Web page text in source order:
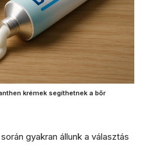
krémek segíthetnek a bőr
gyakran állunk a választás